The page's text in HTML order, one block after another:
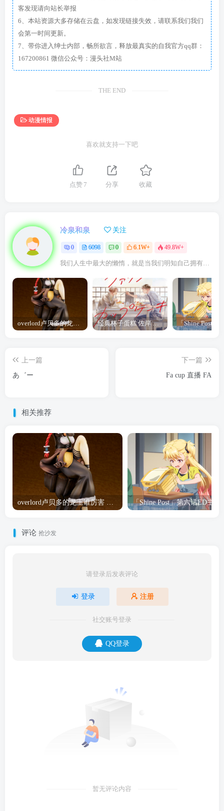
客发现请向站长举报
6、本站资源大多存储在云盘，如发现链接失效，请联系我们我们
会第一时间更新。
7、带你进入绅士内部，畅所欲言，释放最真实的自我官方qq群：
167200861 微信公众号：漫头社M站
THE END
动漫情报
喜欢就支持一下吧
点赞 7 分享 收藏
冷泉和泉 关注
0 6098 0 6.1W+ 49.8W+
我们人生中最大的懒惰，就是当我们明知自己拥有作出选择的能力，却不去主动改变而是放任它的生活态度
overlord卢贝多的龙王谁厉害 「Overlord」露普斯蕾琪娜·贝塔手办开订 经典杯子蛋糕 佐岸 漫画「经典杯子蛋糕」宣布真人日剧化
上一篇
あ゛ー
下一篇
Fa cup 直播 FA
相关推荐
评论 抢沙发
请登录后发表评论
登录 注册
社交账号登录
QQ登录
暂无评论内容